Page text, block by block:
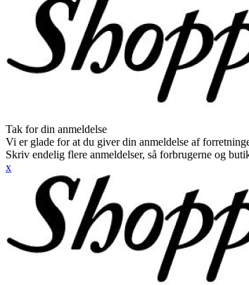
Tak for din anmeldelse
Vi er glade for at du giver din anmeldelse af
Skriv endelig flere anmeldelser, så forbrugerne og
x